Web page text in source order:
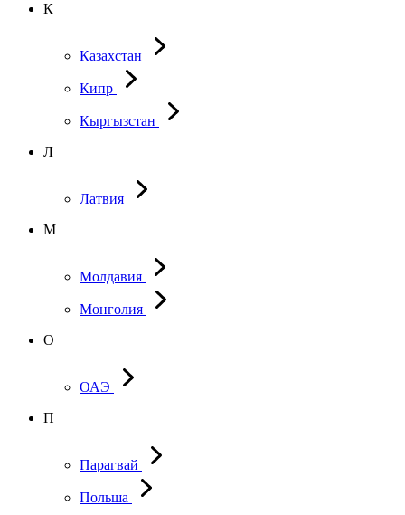
К
Казахстан
Кипр
Кыргызстан
Л
Латвия
М
Молдавия
Монголия
О
ОАЭ
П
Парагвай
Польша